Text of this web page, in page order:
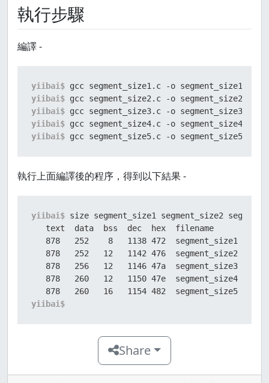
執行步驟
編譯 -
yiibai$ gcc segment_size1.c -o segment_size1
yiibai$ gcc segment_size2.c -o segment_size2
yiibai$ gcc segment_size3.c -o segment_size3
yiibai$ gcc segment_size4.c -o segment_size4
yiibai$ gcc segment_size5.c -o segment_size5
執行上面編譯後的程序，得到以下結果 -
yiibai$ size segment_size1 segment_size2
   text  data  bss  dec  hex  filename
   878   252    8   1138 472  segment_size1
   878   252   12   1142 476  segment_size2
   878   256   12   1146 47a  segment_size3
   878   260   12   1150 47e  segment_size4
yiibai$
Share